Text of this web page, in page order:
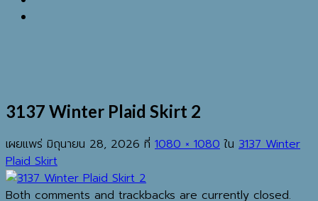
3137 Winter Plaid Skirt 2
เผยแพร่ มิถุนายน 28, 2026 ที่ 1080 × 1080 ใน 3137 Winter
Plaid Skirt
Both comments and trackbacks are currently closed.